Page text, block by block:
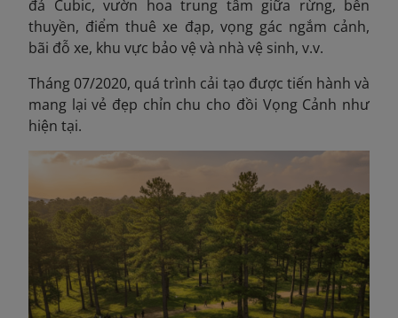
đá Cubic, vườn hoa trung tâm giữa rừng, bến
thuyền, điểm thuê xe đạp, vọng gác ngắm cảnh,
bãi đỗ xe, khu vực bảo vệ và nhà vệ sinh, v.v.
Tháng 07/2020, quá trình cải tạo được tiến hành và
mang lại vẻ đẹp chỉn chu cho đồi Vọng Cảnh như
hiện tại.